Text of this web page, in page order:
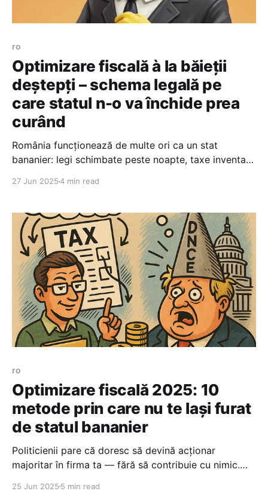
ro
Optimizare fiscală à la băieții
deștepți – schema legală pe
care statul n-o va închide prea
curând
România funcționează de multe ori ca un stat
bananier: legi schimbate peste noapte, taxe inventate
„băieții deștepți” — corporații cu influență, firme cu
27 Jun 20254 min read
ro
Optimizare fiscală 2025: 10
metode prin care nu te lași furat
de statul bananier
Politicienii pare că doresc să devină acționar
majoritar în firma ta — fără să contribuie cu nimic.
25 Jun 2025 5 min read